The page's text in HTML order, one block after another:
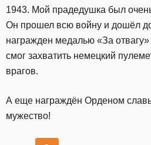
1943. Мой прадедушка был
Он прошел всю войну и дошёл
награжден медалью «За
смог захватить немецкий
врагов.
А еще награждён Орденом
мужество!